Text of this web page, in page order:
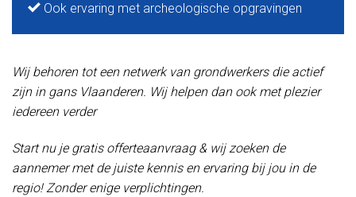
Ook ervaring met archeologische opgravingen
Wij behoren tot een netwerk van grondwerkers die actief
zijn in gans Vlaanderen. Wij helpen dan ook met plezier
iedereen verder
Start nu je gratis offerteaanvraag & wij zoeken de
aannemer met de juiste kennis en ervaring bij jou in de
regio! Zonder enige verplichtingen.